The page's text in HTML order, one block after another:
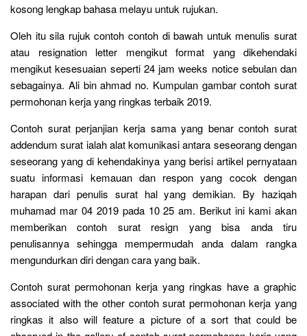
kosong lengkap bahasa melayu untuk rujukan.
Oleh itu sila rujuk contoh contoh di bawah untuk menulis surat
atau resignation letter mengikut format yang dikehendaki
mengikut kesesuaian seperti 24 jam weeks notice sebulan dan
sebagainya. Ali bin ahmad no. Kumpulan gambar contoh surat
permohonan kerja yang ringkas terbaik 2019.
Contoh surat perjanjian kerja sama yang benar contoh surat
addendum surat ialah alat komunikasi antara seseorang dengan
seseorang yang di kehendakinya yang berisi artikel pernyataan
suatu informasi kemauan dan respon yang cocok dengan
harapan dari penulis surat hal yang demikian. By haziqah
muhamad mar 04 2019 pada 10 25 am. Berikut ini kami akan
memberikan contoh surat resign yang bisa anda tiru
penulisannya sehingga mempermudah anda dalam rangka
mengundurkan diri dengan cara yang baik.
Contoh surat permohonan kerja yang ringkas have a graphic
associated with the other contoh surat permohonan kerja yang
ringkas it also will feature a picture of a sort that could be